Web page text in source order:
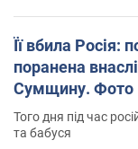
Її вбила Росія:
поранена
Сумщину. Фото
Того дня під час
та бабуся